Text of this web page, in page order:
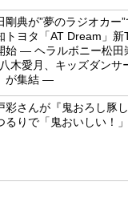
剛典が”夢のラジオカー
トヨタ「AT Dream」
始 ― ヘラルボニー松田
木愛月、キッズダンサ
が集結 ―
彩さんが『鬼おろし豚
るりで「鬼おいしい！」